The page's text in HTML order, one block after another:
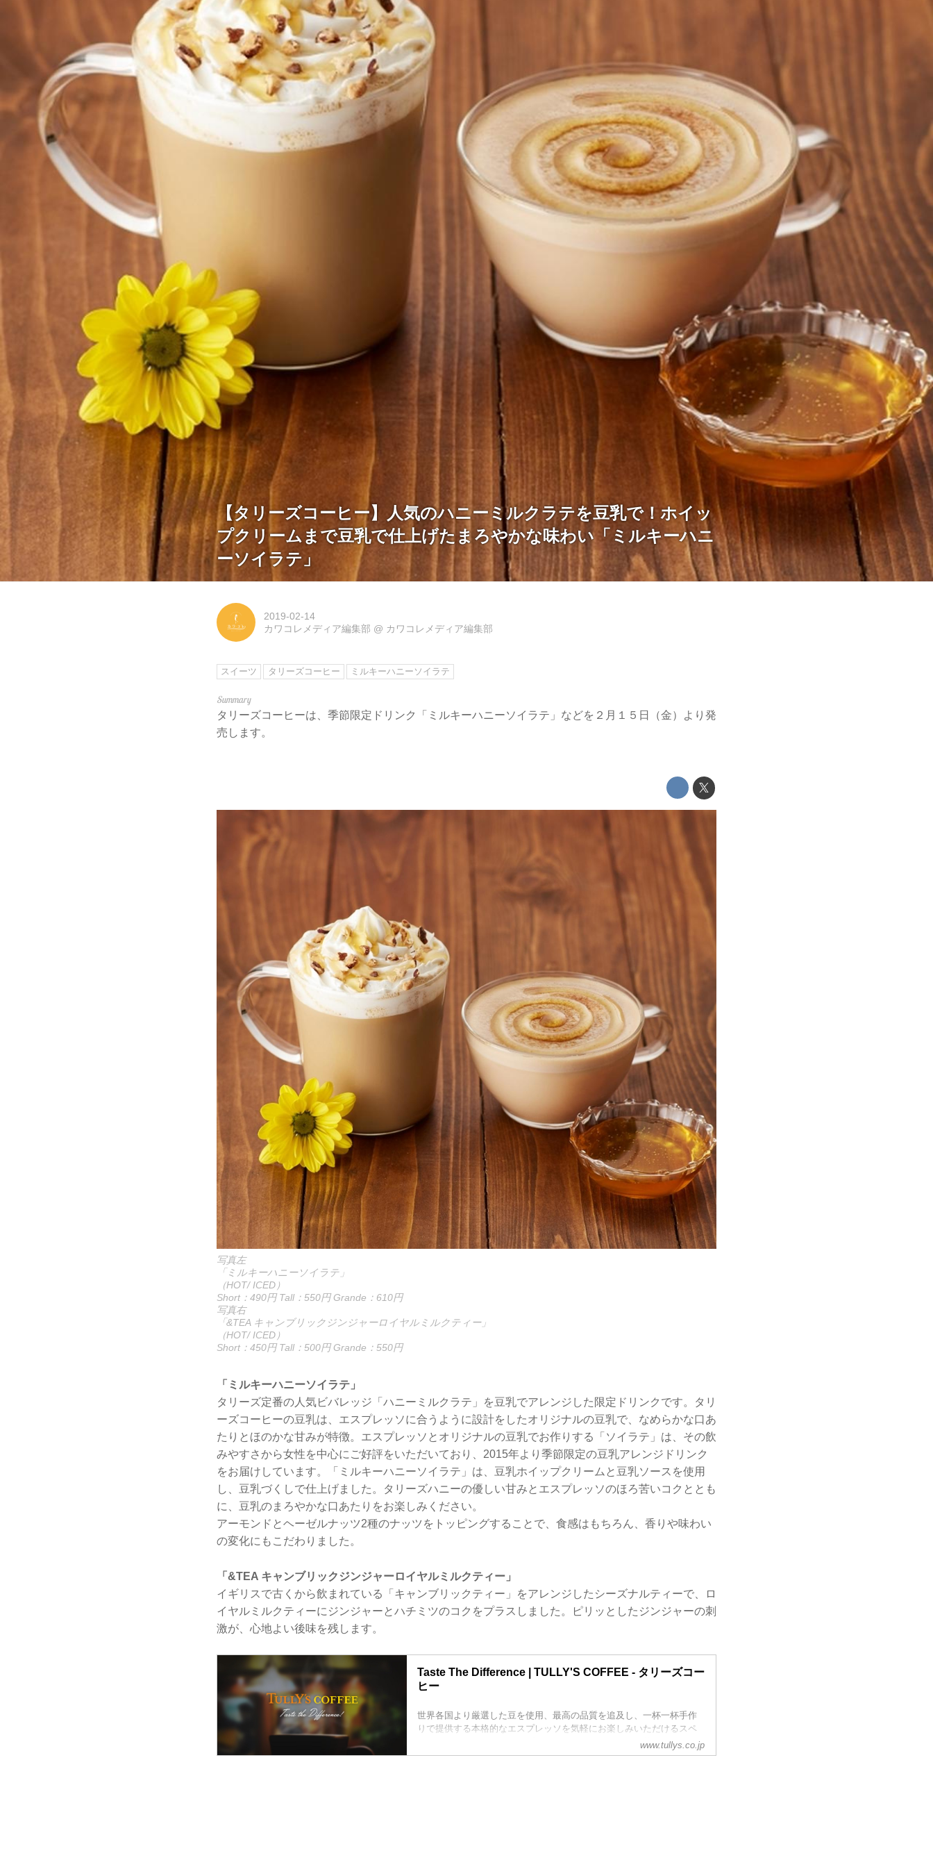
【タリーズコーヒー】人気のハニーミルクラテを豆乳で！ホイッ
プクリームまで豆乳で仕上げたまろやかな味わい「ミルキーハニ
ーソイラテ」
2019-02-14
カワコレメディア編集部 @ カワコレメディア編集部
スイーツ タリーズコーヒー ミルキーハニーソイラテ
タリーズコーヒーは、季節限定ドリンク「ミルキーハニーソイラテ」などを２月１５日（金）より発
売します。
写真左
「ミルキーハニーソイラテ」
（HOT/ ICED）
Short：490円 Tall：550円 Grande：610円
写真右
「&TEA キャンブリックジンジャーロイヤルミルクティー」
（HOT/ ICED）
Short：450円 Tall：500円 Grande：550円
「ミルキーハニーソイラテ」
タリーズ定番の人気ビバレッジ「ハニーミルクラテ」を豆乳でアレンジした限定ドリンクです。タリ
ーズコーヒーの豆乳は、エスプレッソに合うように設計をしたオリジナルの豆乳で、なめらかな口あ
たりとほのかな甘みが特徴。エスプレッソとオリジナルの豆乳でお作りする「ソイラテ」は、その飲
みやすさから女性を中心にご好評をいただいており、2015年より季節限定の豆乳アレンジドリンク
をお届けしています。「ミルキーハニーソイラテ」は、豆乳ホイップクリームと豆乳ソースを使用
し、豆乳づくしで仕上げました。タリーズハニーの優しい甘みとエスプレッソのほろ苦いコクととも
に、豆乳のまろやかな口あたりをお楽しみください。
アーモンドとヘーゼルナッツ2種のナッツをトッピングすることで、食感はもちろん、香りや味わい
の変化にもこだわりました。
「&TEA キャンブリックジンジャーロイヤルミルクティー」
イギリスで古くから飲まれている「キャンブリックティー」をアレンジしたシーズナルティーで、ロ
イヤルミルクティーにジンジャーとハチミツのコクをプラスしました。ピリッとしたジンジャーの刺
激が、心地よい後味を残します。
Taste The Difference | TULLY'S COFFEE - タリーズコー
ヒー
世界各国より厳選した豆を使用、最高の品質を追及し、一杯一杯手作
りで提供する本格的なエスプレッソを気軽にお楽しみいただけるスペ
シャルティコーヒーショップ。スイーツやホットミール等、コーヒー
に良く合うフードメニューも充実しています。
www.tullys.co.jp